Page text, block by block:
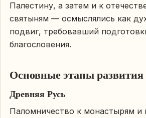
Палестину, а затем и к
святыням — осмыслялись как
подвиг, требовавший
благословения.
Основные этапы развития
Древняя Русь
Паломничество к монастырям